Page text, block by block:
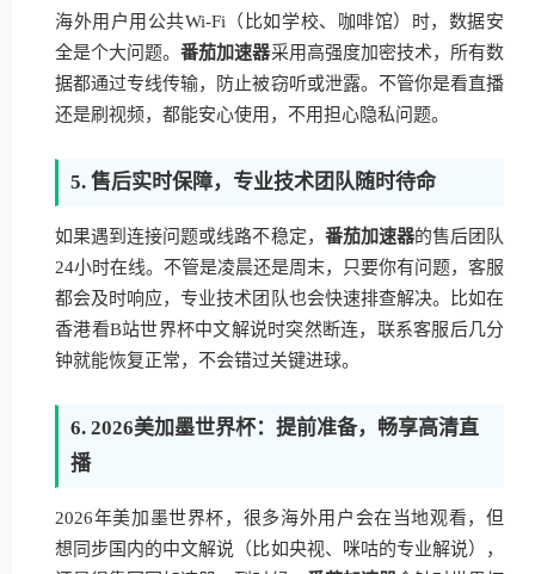
海外用户用公共Wi-Fi（比如学校、咖啡馆）时，数据安
全是个大问题。番茄加速器采用高强度加密技术，所有数
据都通过专线传输，防止被窃听或泄露。不管你是看直播
还是刷视频，都能安心使用，不用担心隐私问题。
5. 售后实时保障，专业技术团队随时待命
如果遇到连接问题或线路不稳定， 番茄加速器的售后团队
24小时在线。不管是凌晨还是周末，只要你有问题，客服
都会及时响应，专业技术团队也会快速排查解决。比如在
香港看B站世界杯中文解说时突然断连，联系客服后几分
钟就能恢复正常，不会错过关键进球。
6. 2026美加墨世界杯：提前准备，畅享高清直
播
2026年美加墨世界杯，很多海外用户会在当地观看，但
想同步国内的中文解说（比如央视、咪咕的专业解说），